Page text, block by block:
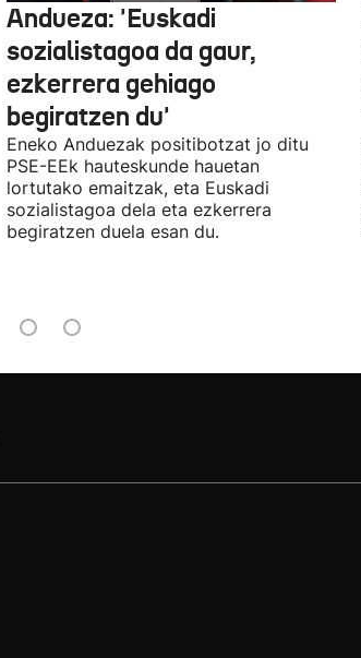
Andueza: 'Euskadi
sozialistagoa da gaur,
ezkerrera gehiago
begiratzen du'
Eneko Anduezak positibotzat jo ditu
PSE-EEk hauteskunde hauetan
lortutako emaitzak, eta Euskadi
sozialistagoa dela eta ezkerrera
begiratzen duela esan du.